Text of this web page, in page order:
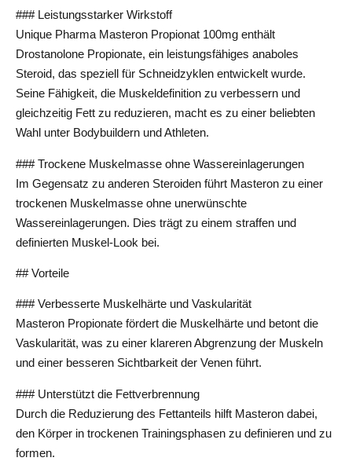
### Leistungsstarker Wirkstoff
Unique Pharma Masteron Propionat 100mg enthält
Drostanolone Propionate, ein leistungsfähiges anaboles
Steroid, das speziell für Schneidzyklen entwickelt wurde.
Seine Fähigkeit, die Muskeldefinition zu verbessern und
gleichzeitig Fett zu reduzieren, macht es zu einer beliebten
Wahl unter Bodybuildern und Athleten.
### Trockene Muskelmasse ohne Wassereinlagerungen
Im Gegensatz zu anderen Steroiden führt Masteron zu einer
trockenen Muskelmasse ohne unerwünschte
Wassereinlagerungen. Dies trägt zu einem straffen und
definierten Muskel-Look bei.
## Vorteile
### Verbesserte Muskelhärte und Vaskularität
Masteron Propionate fördert die Muskelhärte und betont die
Vaskularität, was zu einer klareren Abgrenzung der Muskeln
und einer besseren Sichtbarkeit der Venen führt.
### Unterstützt die Fettverbrennung
Durch die Reduzierung des Fettanteils hilft Masteron dabei,
den Körper in trockenen Trainingsphasen zu definieren und zu
formen.